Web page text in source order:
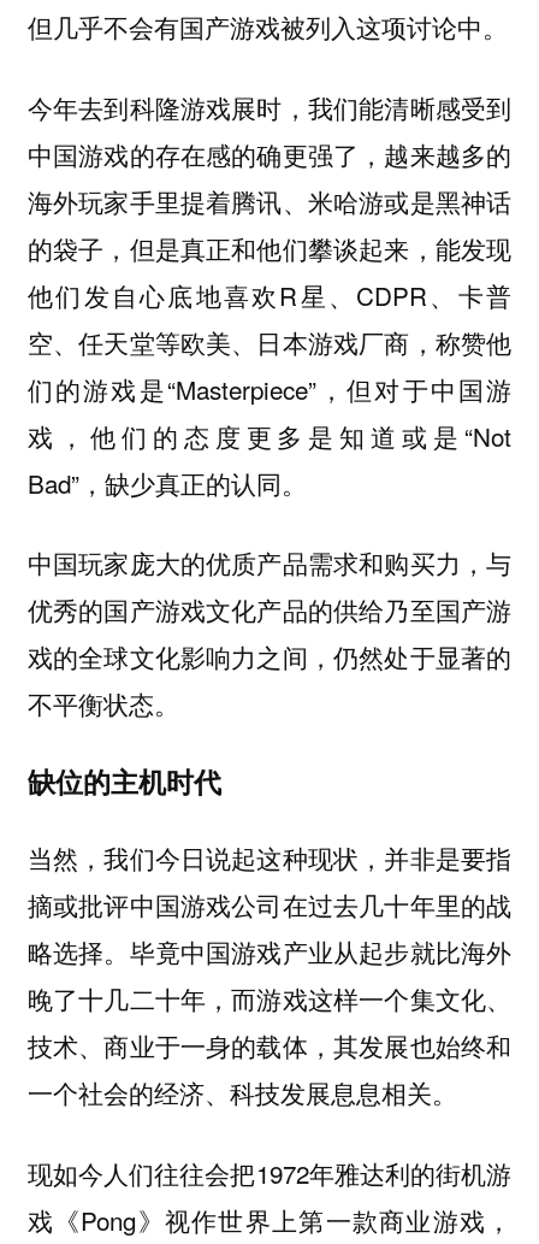
但几乎不会有国产游戏被列入这项讨论中。
今年去到科隆游戏展时，我们能清晰感受到
中国游戏的存在感的确更强了，越来越多的
海外玩家手里提着腾讯、米哈游或是黑神话
的袋子，但是真正和他们攀谈起来，能发现
他们发自心底地喜欢R星、CDPR、卡普
空、任天堂等欧美、日本游戏厂商，称赞他
们的游戏是“Masterpiece”，但对于中国游
戏，他们的态度更多是知道或是“Not
Bad”，缺少真正的认同。
中国玩家庞大的优质产品需求和购买力，与
优秀的国产游戏文化产品的供给乃至国产游
戏的全球文化影响力之间，仍然处于显著的
不平衡状态。
缺位的主机时代
当然，我们今日说起这种现状，并非是要指
摘或批评中国游戏公司在过去几十年里的战
略选择。毕竟中国游戏产业从起步就比海外
晚了十几二十年，而游戏这样一个集文化、
技术、商业于一身的载体，其发展也始终和
一个社会的经济、科技发展息息相关。
现如今人们往往会把1972年雅达利的街机游
戏《Pong》视作世界上第一款商业游戏，